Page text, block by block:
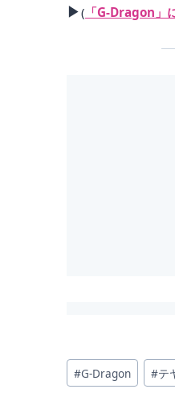
▶( 「G-Dragon」
投
稿
#G-Dragon #テ